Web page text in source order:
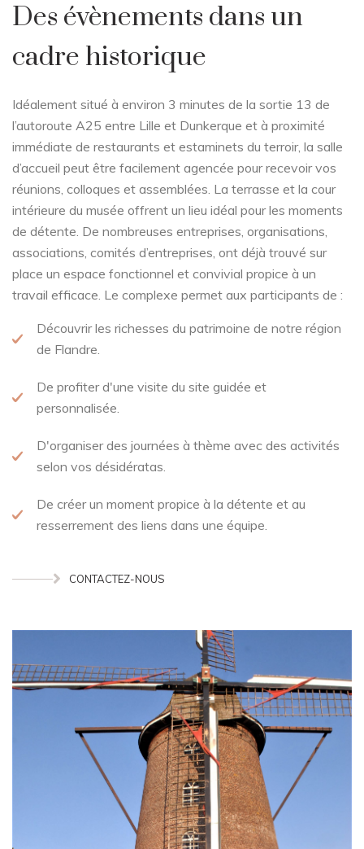
Des évènements dans un
cadre historique
Idéalement situé à environ 3 minutes de la sortie 13 de
l’autoroute A25 entre Lille et Dunkerque et à proximité
immédiate de restaurants et estaminets du terroir, la salle
d’accueil peut être facilement agencée pour recevoir vos
réunions, colloques et assemblées. La terrasse et la cour
intérieure du musée offrent un lieu idéal pour les moments
de détente. De nombreuses entreprises, organisations,
associations, comités d’entreprises, ont déjà trouvé sur
place un espace fonctionnel et convivial propice à un
travail efficace. Le complexe permet aux participants de :
Découvrir les richesses du patrimoine de notre région
de Flandre.
De profiter d'une visite du site guidée et
personnalisée.
D'organiser des journées à thème avec des activités
selon vos désidératas.
De créer un moment propice à la détente et au
resserrement des liens dans une équipe.
CONTACTEZ-NOUS